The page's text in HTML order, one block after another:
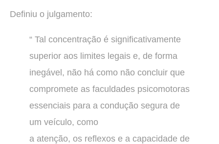
Definiu o julgamento:
“ Tal concentração é significativamente
superior aos limites legais e, de forma
inegável, não há como não concluir que
compromete as faculdades psicomotoras
essenciais para a condução segura de
um veículo, como
a atenção, os reflexos e a capacidade de